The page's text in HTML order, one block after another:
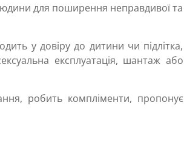
для поширення неправдивої та
у довіру до дитини чи підлітка,
експлуатація, шантаж або
робить компліменти, пропонує